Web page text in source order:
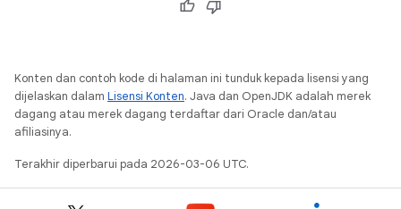
Konten dan contoh kode di halaman ini tunduk kepada lisensi yang
dijelaskan dalam Lisensi Konten. Java dan OpenJDK adalah merek
dagang atau merek dagang terdaftar dari Oracle dan/atau
afiliasinya.
Terakhir diperbarui pada 2026-03-06 UTC.